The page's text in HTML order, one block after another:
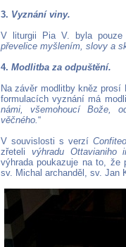
3. Vyznání viny.
V liturgii Pia V. byla
převelice myšlením, slovy a
4. Modlitba za odpuštění.
Na závěr modlitby kněz
formulacích vyznání má
námi, všemohoucí Bože,
věčného.“
V souvislosti s verzí
zřeteli výhradu Ottavianiho
výhrada poukazuje na to,
sv. Michal archanděl, sv. Jan